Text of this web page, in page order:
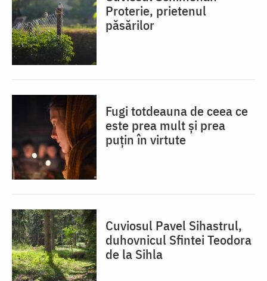
Proterie, prietenul
păsărilor
Fugi totdeauna de ceea ce
este prea mult și prea
puțin în virtute
Cuviosul Pavel Sihastrul,
duhovnicul Sfintei Teodora
de la Sihla